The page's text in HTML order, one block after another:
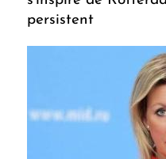
persistent